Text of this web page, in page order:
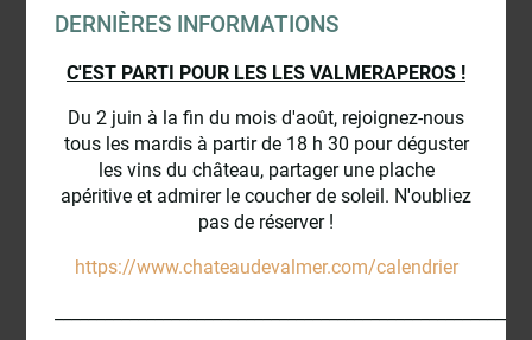
DERNIÈRES INFORMATIONS
C'EST PARTI POUR LES LES VALMERAPEROS !
Du 2 juin à la fin du mois d'août, rejoignez-nous
tous les mardis à partir de 18 h 30 pour déguster
les vins du château, partager une plache
apéritive et admirer le coucher de soleil. N'oubliez
pas de réserver !
https://www.chateaudevalmer.com/calendrier
de Saint Venant est la marraine ; un autre montre les
cépages rouges et rosés soulignés de rosiers 'Papa
comme des hémérocalles, des nigelles ou encore des
capucines tient désormais compagnie aux légumes du
potager. La collection de fruitiers met en avant
différentes espèces, des moins connues comme les
nashis, aux incontournables (figues, pêches…) mais
avec une grande variété (poire 'Williams Rouge',